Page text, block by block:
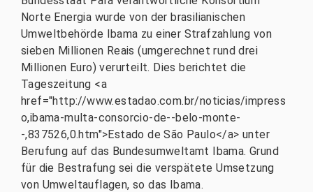
Norte Energia wurde von der brasilianischen
Umweltbehörde Ibama zu einer Strafzahlung von
sieben Millionen Reais (umgerechnet rund drei
Millionen Euro) verurteilt. Dies berichtet die
Tageszeitung <a
href="http://www.estadao.com.br/noticias/impress
o,ibama-multa-consorcio-de--belo-monte-
-,837526,0.htm">Estado de São Paulo</a> unter
Berufung auf das Bundesumweltamt Ibama. Grund
für die Bestrafung sei die verspätete Umsetzung
von Umweltauflagen, so das Ibama.